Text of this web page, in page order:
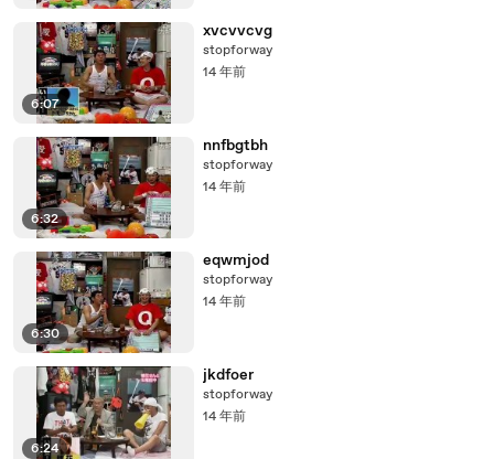
6:07
xvcvvcvg
stopforway
14 年前
6:32
nnfbgtbh
stopforway
14 年前
6:30
eqwmjod
stopforway
14 年前
6:24
jkdfoer
stopforway
14 年前